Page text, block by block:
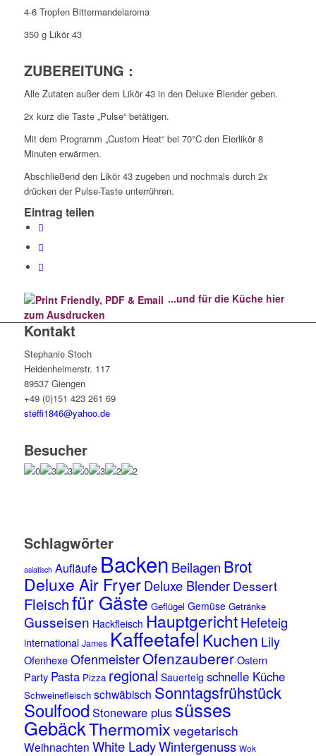
4-6 Tropfen Bittermandelaroma
350 g Likör 43
ZUBEREITUNG :
Alle Zutaten außer dem Likör 43 in den Deluxe Blender geben.
2x kurz die Taste „Pulse“ betätigen.
Mit dem Programm „Custom Heat“ bei 70°C den Eierlikör 8
Minuten erwärmen.
Abschließend den Likör 43 zugeben und nochmals durch 2x
drücken der Pulse-Taste unterrühren.
Eintrag teilen
...und für die Küche hier
zum Ausdrucken
Kontakt
Stephanie Stoch
Heidenheimerstr. 117
89537 Giengen
+49 (0)151 423 261 69
steffi1846@yahoo.de
Besucher
Schlagwörter
asiatisch Aufläufe Backen Beilagen Brot
Deluxe Air Fryer Deluxe Blender Dessert
Fleischfür Gäste Geflügel Gemüse Getränke
Gusseisen Hackfleisch Hauptgericht Hefeteig
international James Kaffeetafel Kuchen Lily
Ofenhexe OfenmeisterOfenzauberer Ostern
Party Pasta Pizza regional Sauerteig schnelle Küche
Schweinefleisch schwäbisch Sonntagsfrühstück
Soulfood Stoneware plus süsses
GebäckThermomix vegetarisch
Weihnachten White LadyWintergenuss Wok